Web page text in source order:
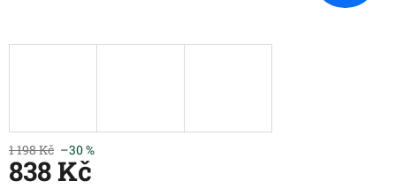
1 198 Kč –30 %
838 Kč